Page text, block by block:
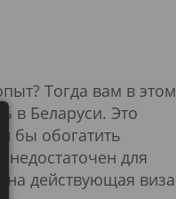
Тогда вам в этом
в Беларуси. Это
бы обогатить
недостаточен для
действующая виза